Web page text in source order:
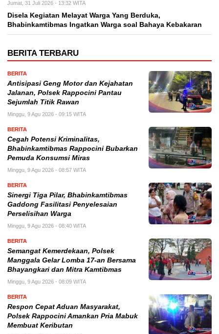
Jumat, 31 Juli 2026 - 13:32 WITA
Disela Kegiatan Melayat Warga Yang Berduka,
Bhabinkamtibmas Ingatkan Warga soal Bahaya Kebakaran
BERITA TERBARU
BERITA
Antisipasi Geng Motor dan Kejahatan
Jalanan, Polsek Rappocini Pantau
Sejumlah Titik Rawan
Minggu, 9 Agu 2026 - 09:15 WITA
BERITA
Cegah Potensi Kriminalitas,
Bhabinkamtibmas Rappocini Bubarkan
Pemuda Konsumsi Miras
Minggu, 9 Agu 2026 - 08:57 WITA
BERITA
Sinergi Tiga Pilar, Bhabinkamtibmas
Gaddong Fasilitasi Penyelesaian
Perselisihan Warga
Minggu, 9 Agu 2026 - 08:40 WITA
BERITA
Semangat Kemerdekaan, Polsek
Manggala Gelar Lomba 17-an Bersama
Bhayangkari dan Mitra Kamtibmas
Minggu, 9 Agu 2026 - 08:09 WITA
BERITA
Respon Cepat Aduan Masyarakat,
Polsek Rappocini Amankan Pria Mabuk
Membuat Keributan